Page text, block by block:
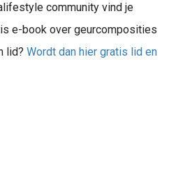
community vind je
e-book over geurcomposities
lid? Wordt dan hier gratis lid en